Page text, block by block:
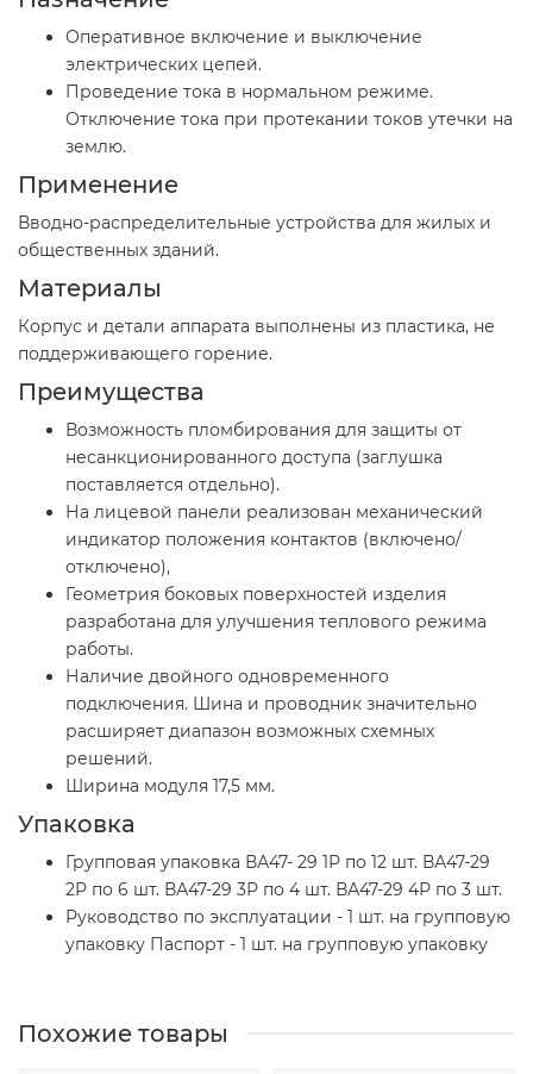
Оперативное включение и выключение
электрических цепей.
Проведение тока в нормальном режиме.
Отключение тока при протекании токов утечки на
землю.
Применение
Вводно-распределительные устройства для жилых и
общественных зданий.
Материалы
Корпус и детали аппарата выполнены из пластика, не
поддерживающего горение.
Преимущества
Возможность пломбирования для защиты от
несанкционированного доступа (заглушка
поставляется отдельно).
На лицевой панели реализован механический
индикатор положения контактов (включено/
отключено),
Геометрия боковых поверхностей изделия
разработана для улучшения теплового режима
работы.
Наличие двойного одновременного
подключения. Шина и проводник значительно
расширяет диапазон возможных схемных
решений.
Ширина модуля 17,5 мм.
Упаковка
Групповая упаковка ВА47- 29 1Р по 12 шт. ВА47-29
2Р по 6 шт. ВА47-29 3Р по 4 шт. ВА47-29 4Р по 3 шт.
Руководство по эксплуатации - 1 шт. на групповую
упаковку Паспорт - 1 шт. на групповую упаковку
Похожие товары